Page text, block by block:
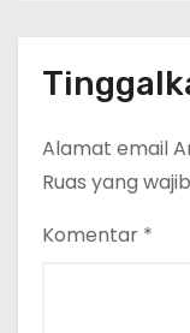
Alamat email
Ruas yang
Komentar *